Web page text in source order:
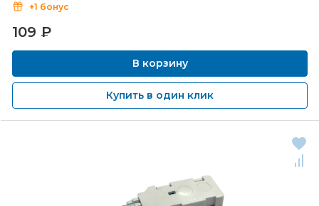
+1 бонус
109 ₽
В корзину
Купить в один клик